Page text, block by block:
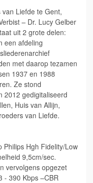
Liefde te Gent,
– Dr. Lucy Gelber
uit 2 grote delen:
een afdeling
met daarop tezamen
1937 en 1988
Ze stond
2012 gedigitaliseerd
Huis van Allijn,
van Liefde.
Hgh Fidelity/Low
9,5cm/sec.
vervolgens opgezet
- 390 Kbps –CBR